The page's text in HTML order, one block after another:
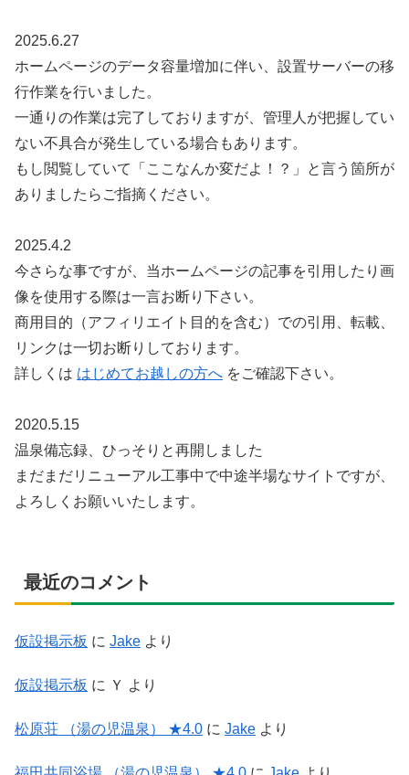
2025.6.27
ホームページのデータ容量増加に伴い、設置サーバーの移
行作業を行いました。
一通りの作業は完了しておりますが、管理人が把握してい
ない不具合が発生している場合もあります。
もし閲覧していて「ここなんか変だよ！？」と言う箇所が
ありましたらご指摘ください。
2025.4.2
今さらな事ですが、当ホームページの記事を引用したり画
像を使用する際は一言お断り下さい。
商用目的（アフィリエイト目的を含む）での引用、転載、
リンクは一切お断りしております。
詳しくは はじめてお越しの方へ をご確認下さい。
2020.5.15
温泉備忘録、ひっそりと再開しました
まだまだリニューアル工事中で中途半場なサイトですが、
よろしくお願いいたします。
最近のコメント
仮設掲示板 に Jake より
仮設掲示板 に Ｙ より
松原荘 （湯の児温泉） ★4.0 に Jake より